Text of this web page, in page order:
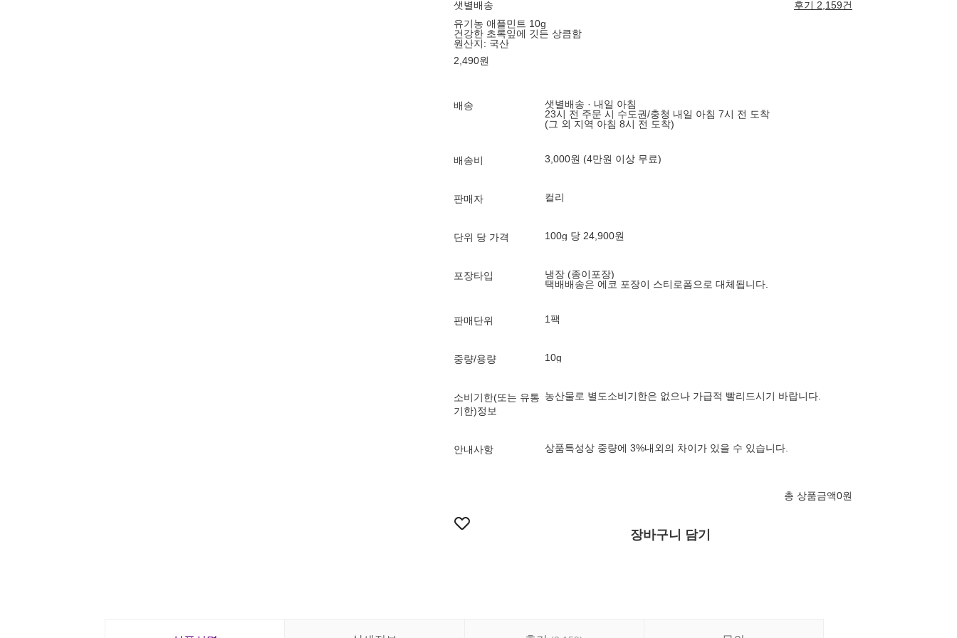
샛별배송
후기 2,159건
유기농 애플민트 10g
건강한 초록잎에 깃든 상큼함
원산지: 국산
2,490원
배송
샛별배송 · 내일 아침
23시 전 주문 시 수도권/충청 내일 아침 7시 전 도착
(그 외 지역 아침 8시 전 도착)
배송비 3,000원 (4만원 이상 무료)
판매자 컬리
단위 당 가격 100g 당 24,900원
포장타입
냉장 (종이포장)
택배배송은 에코 포장이 스티로폼으로 대체됩니다.
판매단위 1팩
중량/용량 10g
소비기한(또는 유통
기한)정보
농산물로 별도소비기한은 없으나 가급적 빨리드시기 바랍니다.
안내사항 상품특성상 중량에 3%내외의 차이가 있을 수 있습니다.
총 상품금액0원
장바구니 담기